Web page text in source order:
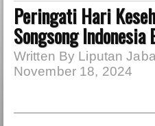
Peringati Hari
Songsong Indonesia
Written By Liputan
November 18, 2024